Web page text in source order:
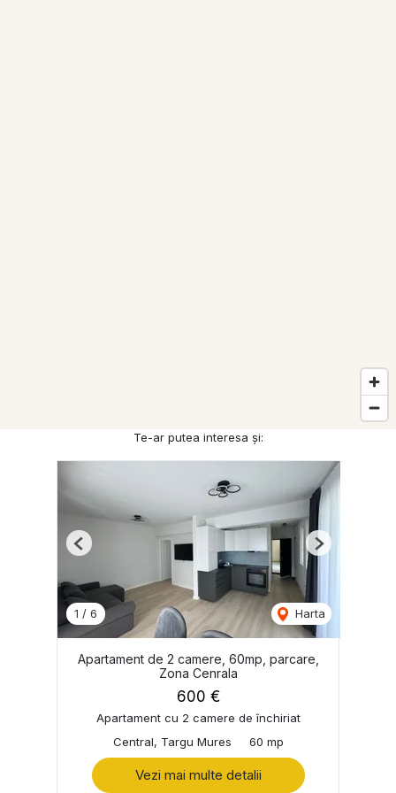
Te-ar putea interesa și:
1 / 6 Harta
Previous Next
Apartament de 2 camere, 60mp, parcare,
Zona Cenrala
600 €
Apartament cu 2 camere de închiriat
Central, Targu Mures
60 mp
Vezi mai multe detalii